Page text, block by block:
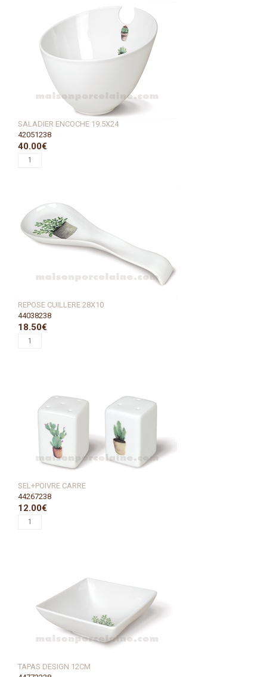
SALADIER ENCOCHE 19.5X24
42051238
40.00€
REPOSE CUILLERE 28X10
44038238
18.50€
SEL+POIVRE CARRE
44267238
12.00€
TAPAS DESIGN 12CM